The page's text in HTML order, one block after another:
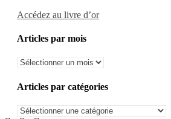
Accédez au livre d’or
Articles par mois
Articles par catégories